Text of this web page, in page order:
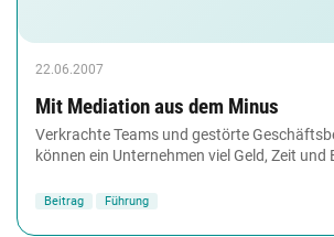
22.06.2007
Mit Mediation aus dem Minus
Verkrachte Teams und gestörte
können ein Unternehmen viel Geld, Zeit und
Beitrag Führung